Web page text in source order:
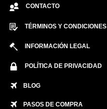
CONTACTO
TÉRMINOS Y CONDICIONES
INFORMACIÓN LEGAL
POLÍTICA DE PRIVACIDAD
BLOG
PASOS DE COMPRA